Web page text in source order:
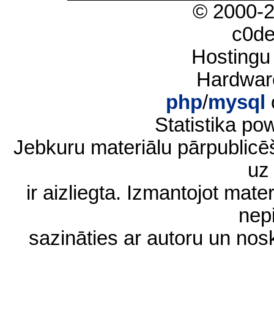
© 2000-
php/mysql
Statistika
Jebkuru materiālu
ir aizliegta. Izmantojot
sazināties ar autoru un